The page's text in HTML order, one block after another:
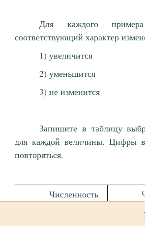
Для каждого примера
соответствующий характер
1) увеличится
2) уменьшится
3) не изменится
Запишите в таблицу
для каждой величины. Цифры в
повторяться.
Численность